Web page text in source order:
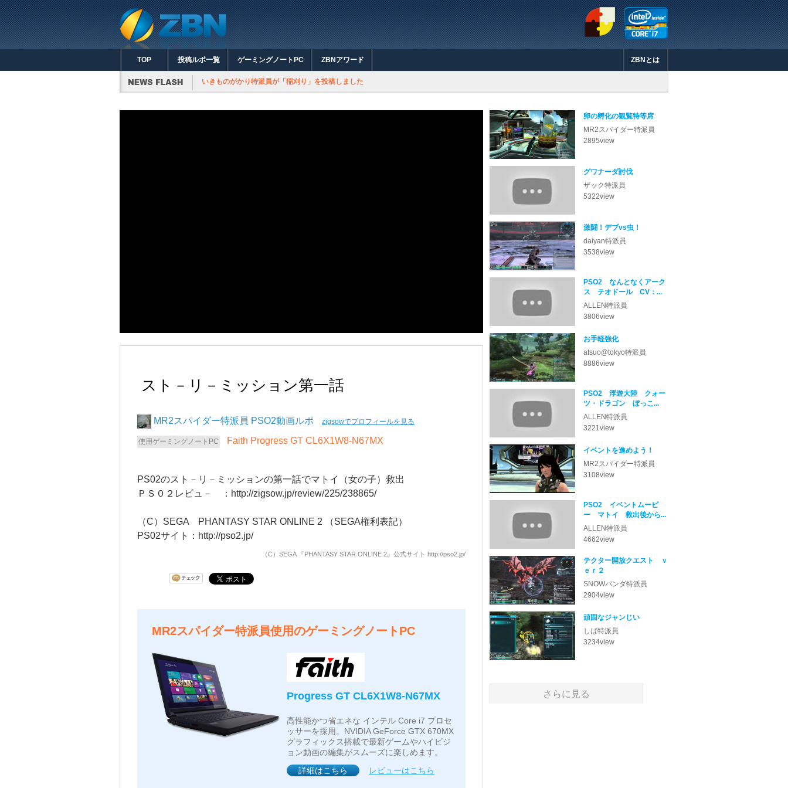
TOP 投稿ルポ一覧 ゲーミングノートPC ZBNアワード ZBNとは
いきものがかり特派員が「稲刈り」を投稿しました
スト－リ－ミッション第一話
MR2スパイダー PSO2動画ルポ zigsowでプロフィールを見る
Faith Progress GT CL6X1W8-N67MX
PS02のスト－リ－ミッションの第一話でマトイ（女の子）救出
ＰＳ０２レビュ－ ： http://zigsow.jp/review/225/238865/
（C）SEGA PHANTASY STAR ONLINE 2 （SEGA権利表記）
PS02サイト： http://pso2.jp/
（C）SEGA 『PHANTASY STAR ONLINE 2』公式サイト http://pso2.jp/
MR2スパイダー特派員使用のゲーミングノートPC
Progress GT CL6X1W8-N67MX
高性能かつ省エネな インテル Core i7 プロセ
ッサーを採用。NVIDIA GeForce GTX 670MX
グラフィックス搭載で最新ゲームやハイビジ
ョン動画の編集がスムーズに楽しめます。
詳細はこちら
レビューはこちら
卵の孵化の観覧特等席
2895view
MR2スパイダー
グワナーダ討伐
5322view
ザック
激闘！デブvs虫！
3538view
daiyan
PSO2 なんとなくアーク
ス テオドール CV：...
3806view
ALLEN
お手軽強化
8886view
atsuo@tokyo
PSO2 浮遊大陸 クォー
ツ・ドラゴン ぼっこ...
3221view
ALLEN
イベントを進めよう！
3108view
MR2スパイダー
PSO2 イベントムービ
ー マトイ 救出後から...
4662view
ALLEN
テクター開放クエスト ｖ
ｅｒ２
2904view
SNOWパンダ
頑固なジャンじい
3234view
しば
さらに見る